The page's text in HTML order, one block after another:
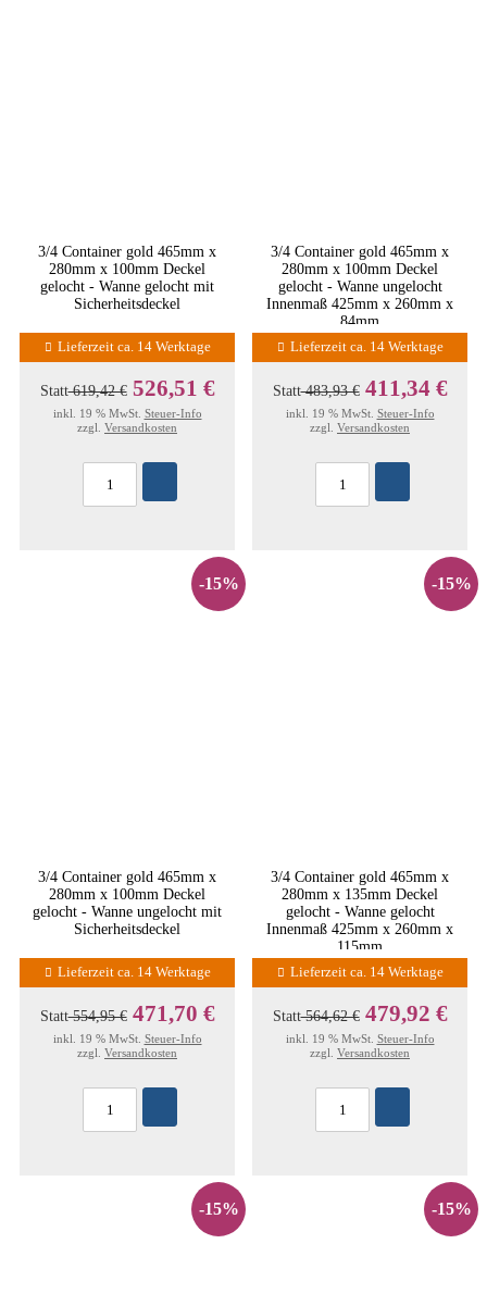
3/4 Container gold 465mm x
280mm x 100mm Deckel
gelocht - Wanne gelocht mit
Sicherheitsdeckel
Lieferzeit ca. 14 Werktage
Statt619,42 € 526,51 €
inkl. 19 % MwSt. Steuer-Info
zzgl. Versandkosten
3/4 Container gold 465mm x
280mm x 100mm Deckel
gelocht - Wanne ungelocht
Innenmaß 425mm x 260mm x
84mm
Lieferzeit ca. 14 Werktage
Statt483,93 € 411,34 €
inkl. 19 % MwSt. Steuer-Info
zzgl. Versandkosten
-15%
3/4 Container gold 465mm x
280mm x 100mm Deckel
gelocht - Wanne ungelocht mit
Sicherheitsdeckel
Lieferzeit ca. 14 Werktage
Statt554,95 € 471,70 €
inkl. 19 % MwSt. Steuer-Info
zzgl. Versandkosten
-15%
3/4 Container gold 465mm x
280mm x 135mm Deckel
gelocht - Wanne gelocht
Innenmaß 425mm x 260mm x
115mm
Lieferzeit ca. 14 Werktage
Statt564,62 € 479,92 €
inkl. 19 % MwSt. Steuer-Info
zzgl. Versandkosten
-15% -15%